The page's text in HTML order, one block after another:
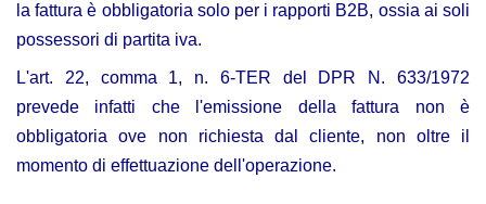
la fattura è obbligatoria solo per i rapporti B2B, ossia ai soli
possessori di partita iva.
L'art. 22, comma 1, n. 6-TER del DPR N. 633/1972
prevede infatti che l'emissione della fattura non è
obbligatoria ove non richiesta dal cliente, non oltre il
momento di effettuazione dell'operazione.